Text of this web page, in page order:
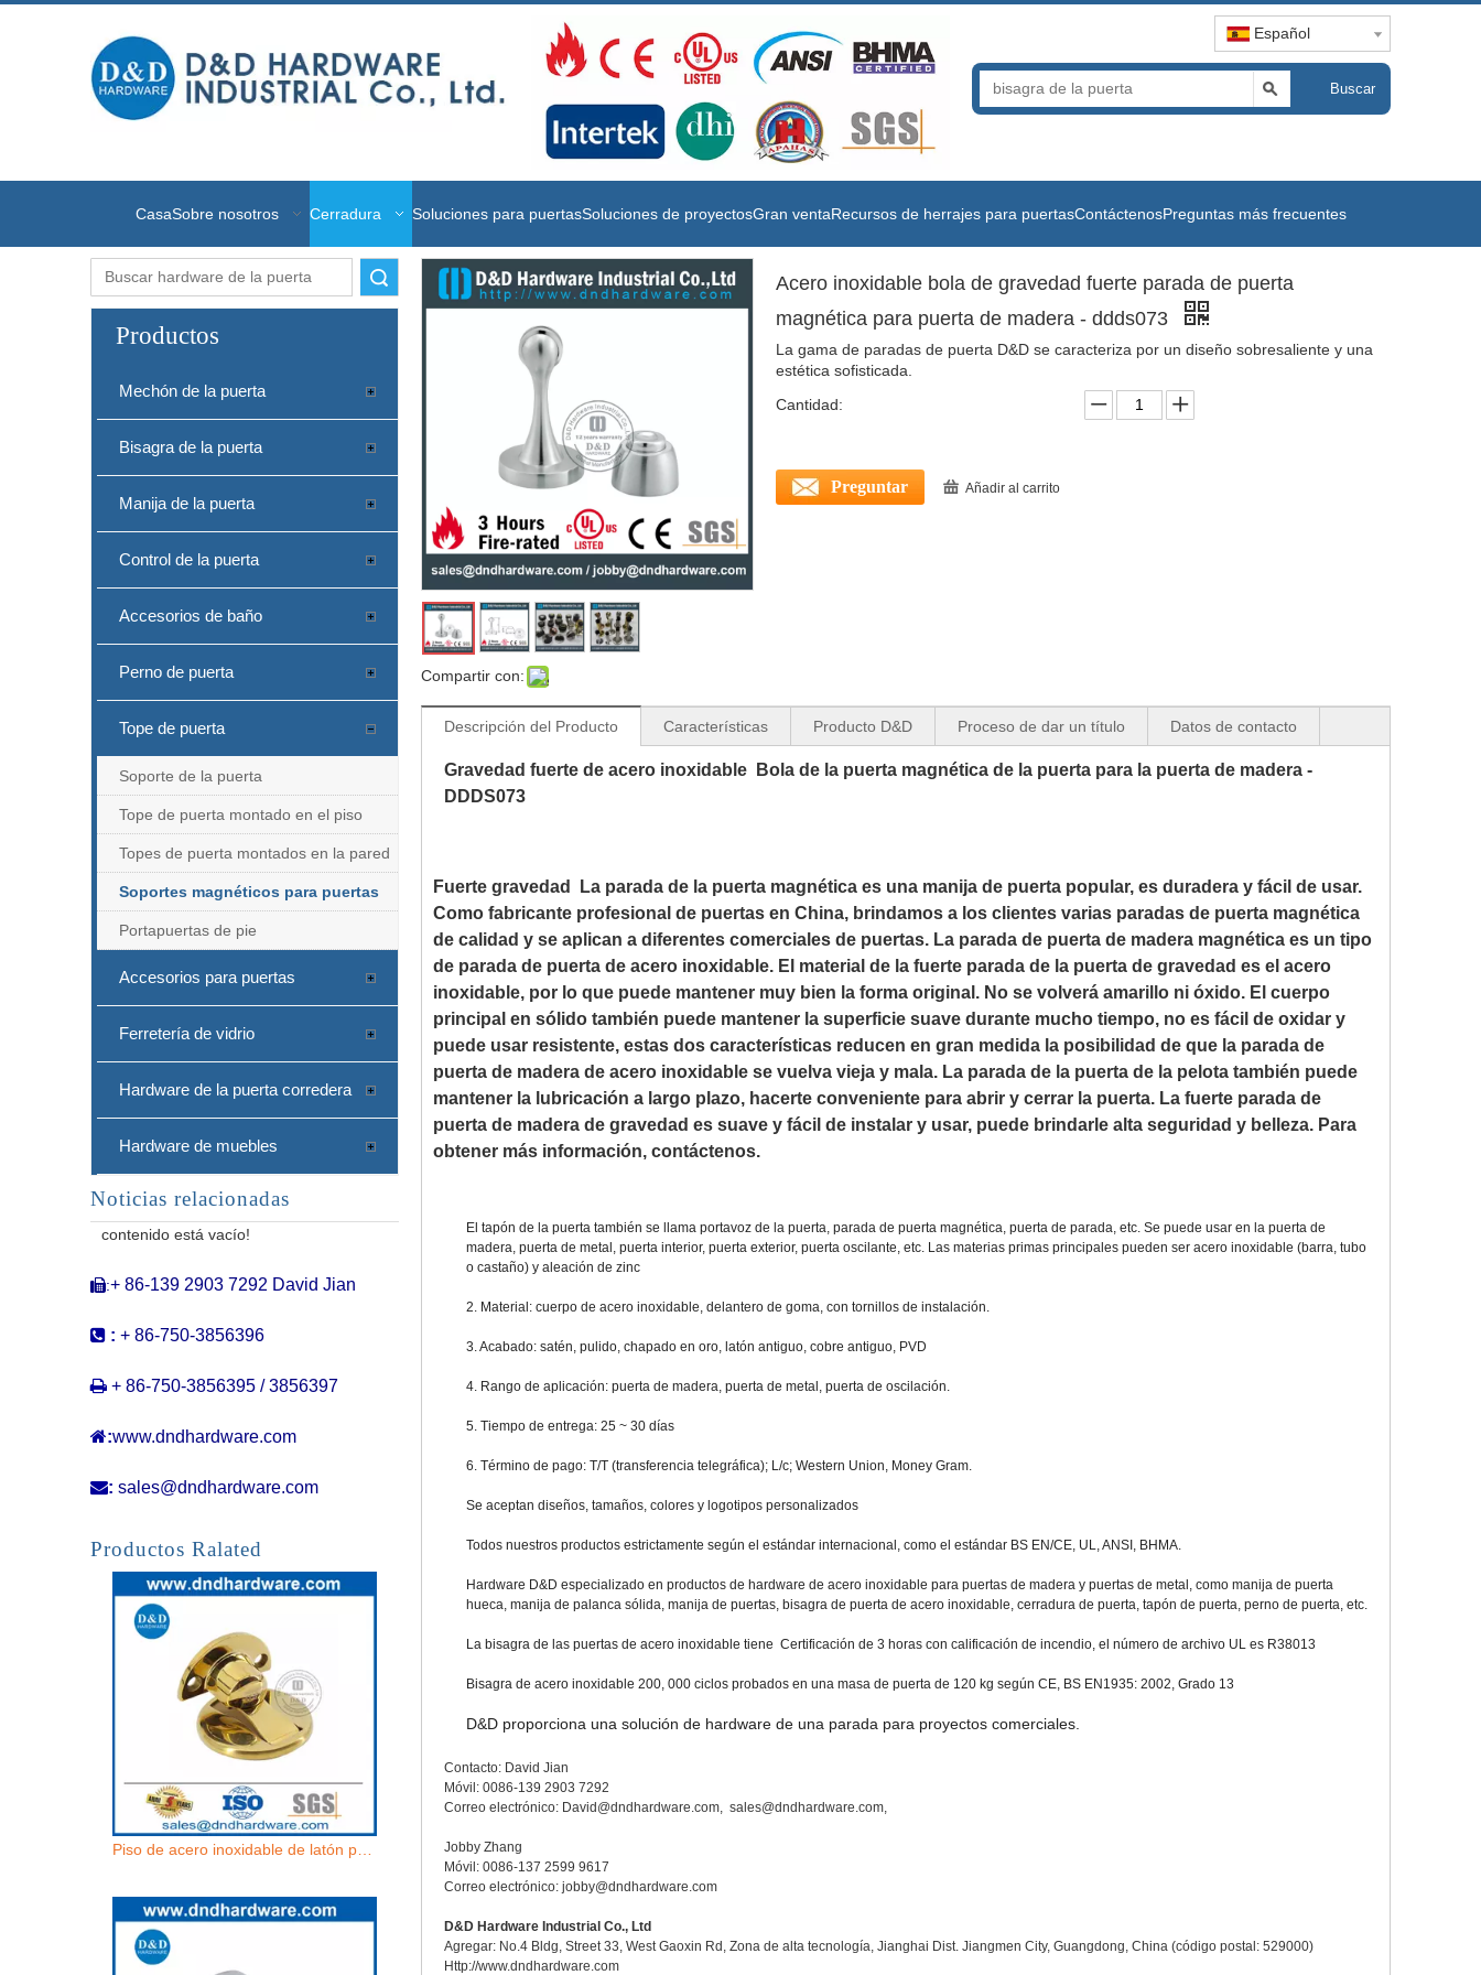
Español
Buscar
CasaSobre nosotros Cerradura Soluciones para puertasSoluciones de proyectosGran ventaRecursos de herrajes para puertasContáctenosPreguntas más frecuentes
Buscar
Productos
Mechón de la puerta
Bisagra de la puerta
Manija de la puerta
Control de la puerta
Accesorios de baño
Perno de puerta
Tope de puerta
Soporte de la puerta
Tope de puerta montado en el piso
Topes de puerta montados en la pared
Soportes magnéticos para puertas
Portapuertas de pie
Accesorios para puertas
Ferretería de vidrio
Hardware de la puerta corredera
Hardware de muebles
Noticias relacionadas
contenido está vacío!
:+ 86-139 2903 7292 David Jian
 : + 86-750-3856396
 + 86-750-3856395 / 3856397
:www.dndhardware.com
: sales@dndhardware.com
Productos Ralated
Compartir con:
Acero inoxidable bola de gravedad fuerte parada de puerta
magnética para puerta de madera - ddds073
La gama de paradas de puerta D&D se caracteriza por un diseño sobresaliente y una
estética sofisticada.
Cantidad:
Preguntar Añadir al carrito
Descripción del Producto Características Producto D&D Proceso de dar un título Datos de contacto
Gravedad fuerte de acero inoxidable Bola de la puerta magnética de la puerta para la puerta de madera -
DDDS073
Fuerte gravedad La parada de la puerta magnética es una manija de puerta popular, es duradera y fácil de usar.
Como fabricante profesional de puertas en China, brindamos a los clientes varias paradas de puerta magnética
de calidad y se aplican a diferentes comerciales de puertas. La parada de puerta de madera magnética es un tipo
de parada de puerta de acero inoxidable. El material de la fuerte parada de la puerta de gravedad es el acero
inoxidable, por lo que puede mantener muy bien la forma original. No se volverá amarillo ni óxido. El cuerpo
principal en sólido también puede mantener la superficie suave durante mucho tiempo, no es fácil de oxidar y
puede usar resistente, estas dos características reducen en gran medida la posibilidad de que la parada de
puerta de madera de acero inoxidable se vuelva vieja y mala. La parada de la puerta de la pelota también puede
mantener la lubricación a largo plazo, hacerte conveniente para abrir y cerrar la puerta. La fuerte parada de
puerta de madera de gravedad es suave y fácil de instalar y usar, puede brindarle alta seguridad y belleza. Para
obtener más información, contáctenos.
El tapón de la puerta también se llama portavoz de la puerta, parada de puerta magnética, puerta de parada, etc. Se puede usar en la puerta de
madera, puerta de metal, puerta interior, puerta exterior, puerta oscilante, etc. Las materias primas principales pueden ser acero inoxidable (barra, tubo
o castaño) y aleación de zinc
2. Material: cuerpo de acero inoxidable, delantero de goma, con tornillos de instalación.
3. Acabado: satén, pulido, chapado en oro, latón antiguo, cobre antiguo, PVD
4. Rango de aplicación: puerta de madera, puerta de metal, puerta de oscilación.
5. Tiempo de entrega: 25 ~ 30 días
6. Término de pago: T/T (transferencia telegráfica); L/c; Western Union, Money Gram.
Se aceptan diseños, tamaños, colores y logotipos personalizados
Todos nuestros productos estrictamente según el estándar internacional, como el estándar BS EN/CE, UL, ANSI, BHMA.
Hardware D&D especializado en productos de hardware de acero inoxidable para puertas de madera y puertas de metal, como manija de puerta
hueca, manija de palanca sólida, manija de puertas, bisagra de puerta de acero inoxidable, cerradura de puerta, tapón de puerta, perno de puerta, etc.
La bisagra de las puertas de acero inoxidable tiene Certificación de 3 horas con calificación de incendio, el número de archivo UL es R38013
Bisagra de acero inoxidable 200, 000 ciclos probados en una masa de puerta de 120 kg según CE, BS EN1935: 2002, Grado 13
D&D proporciona una solución de hardware de una parada para proyectos comerciales.
Contacto: David Jian
Móvil: 0086-139 2903 7292
Correo electrónico: David@dndhardware.com, sales@dndhardware.com,
Jobby Zhang
Móvil: 0086-137 2599 9617
Correo electrónico: jobby@dndhardware.com
D&D Hardware Industrial Co., Ltd
Agregar: No.4 Bldg, Street 33, West Gaoxin Rd, Zona de alta tecnología, Jianghai Dist. Jiangmen City, Guangdong, China (código postal: 529000)
Http://www.dndhardware.com